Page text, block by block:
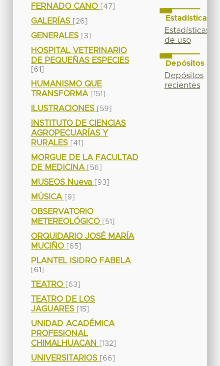
FERNADO CANO [47]
GALERÍAS [26]
GENERALES [3]
HOSPITAL VETERINARIO
DE PEQUEÑAS ESPECIES
[61]
HUMANISMO QUE
TRANSFORMA
[151]
ILUSTRACIONES [59]
INSTITUTO DE CIENCIAS
AGROPECUARÍAS Y
RURALES
[41]
MORGUE DE LA FACULTAD
DE MEDICINA
[56]
MUSEOS Nueva [93]
MÚSICA [9]
OBSERVATORIO
METEREOLÓGICO
[51]
ORQUIDARIO JOSÉ MARÍA
MUCIÑO
[65]
PLANTEL ISIDRO FABELA
[61]
TEATRO [63]
TEATRO DE LOS
JAGUARES
[15]
UNIDAD ACADÉMICA
PROFESIONAL
CHIMALHUACAN
[132]
UNIVERSITARIOS [66]
Estadísticas
Estadísticas
de uso
Depósitos
Depósitos
recientes